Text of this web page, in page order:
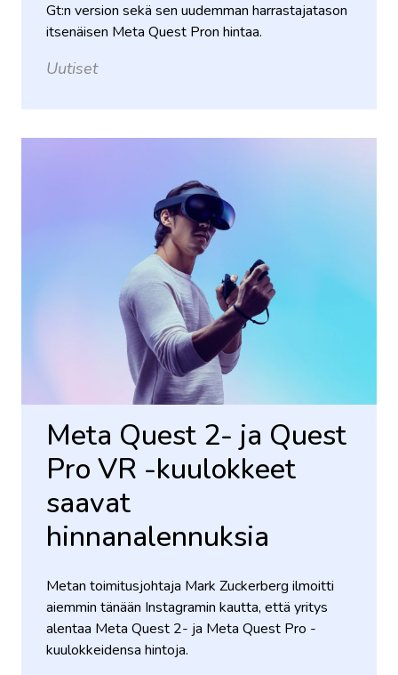
Gt:n version sekä sen uudemman harrastajatason
itsenäisen Meta Quest Pron hintaa.
Uutiset
Meta Quest 2- ja Quest
Pro VR -kuulokkeet
saavat
hinnanalennuksia
Metan toimitusjohtaja Mark Zuckerberg ilmoitti
aiemmin tänään Instagramin kautta, että yritys
alentaa Meta Quest 2- ja Meta Quest Pro -
kuulokkeidensa hintoja.